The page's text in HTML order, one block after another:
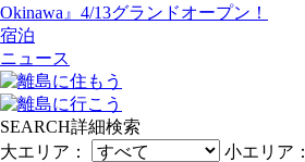
Okinawa』4/13グランドオープン！
宿泊
ニュース
SEARCH詳細検索
大エリア：
小エリア：